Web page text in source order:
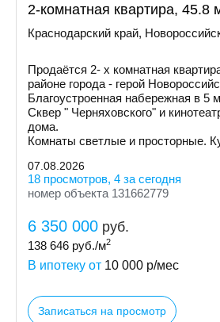
2-комнатная квартира, 45.8
Краснодарский край,
Продаётся 2- х комнатная
районе города - герой
Благоустроенная набережная в 5
Сквер " Черняховского" и
дома.
Комнаты светлые и просторные.
07.08.2026
18 просмотров, 4 за сегодня
номер объекта 131662779
6 350 000 руб.
138 646 руб./м2
В ипотеку от 10 000 р/мес
Записаться на просмотр